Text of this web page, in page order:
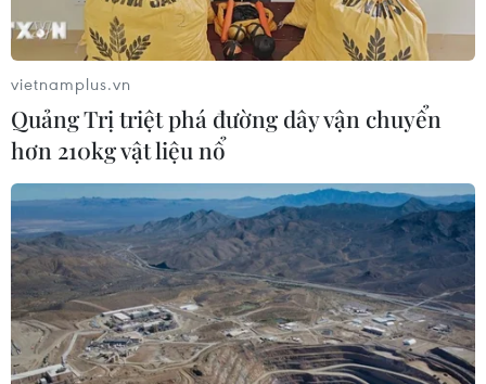
vietnamplus.vn
Quảng Trị triệt phá đường dây vận chuyển
hơn 210kg vật liệu nổ